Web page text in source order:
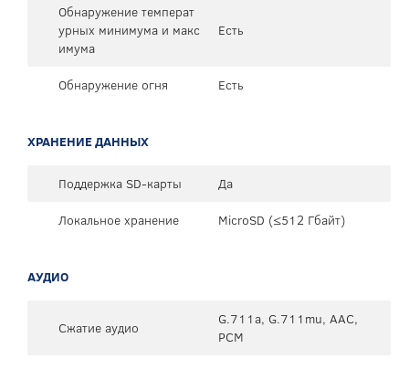
Обнаружение температ
урных минимума и макс
имума
Есть
Обнаружение огня Есть
ХРАНЕНИЕ ДАННЫХ
Поддержка SD-карты
Да
Локальное хранение
MicroSD (≤512 Гбайт)
АУДИО
Сжатие аудио
G.711a, G.711mu, AAC,
PCM